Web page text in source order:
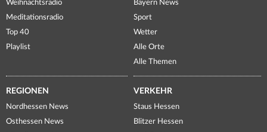
Weihnachtsradio
Meditationsradio
Top 40
Playlist
Bayern News
Sport
Wetter
Alle Orte
Alle Themen
REGIONEN
Nordhessen News
Osthessen News
VERKEHR
Staus Hessen
Blitzer Hessen